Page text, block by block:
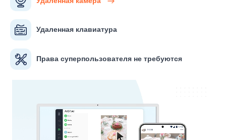
Удаленная клавиатура
Права суперпользователя не требуются